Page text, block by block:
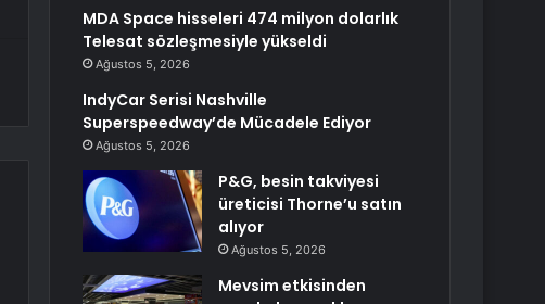
MDA Space hisseleri 474 milyon dolarlık
Telesat sözleşmesiyle yükseldi
Ağustos 5, 2026
IndyCar Serisi Nashville
Superspeedway’de Mücadele Ediyor
Ağustos 5, 2026
P&G, besin takviyesi
üreticisi Thorne’u satın
alıyor
Ağustos 5, 2026
Mevsim etkisinden